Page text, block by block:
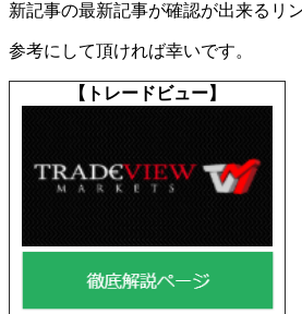
新記事の最新記事が確認が出来るリ
参考にして頂ければ幸いです。
【 トレードビュー】